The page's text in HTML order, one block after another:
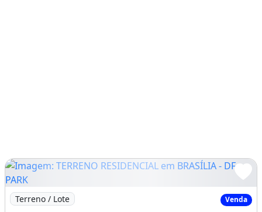
Imagem: TERRENO RESIDENCIAL em BRASÍLIA - DF, PARK
Terreno / Lote Venda